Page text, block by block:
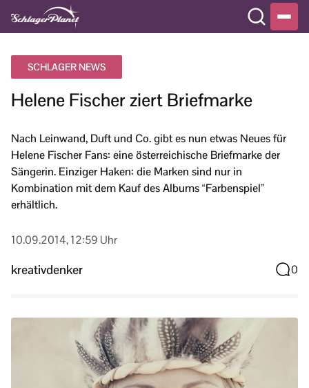
SCHLAGER NEWS
Helene Fischer ziert Briefmarke
Nach Leinwand, Duft und Co. gibt es nun etwas Neues für
Helene Fischer Fans: eine österreichische Briefmarke der
Sängerin. Einziger Haken: die Marken sind nur in
Kombination mit dem Kauf des Albums “Farbenspiel”
erhältlich.
10.09.2014, 12:59 Uhr
kreativdenker 0